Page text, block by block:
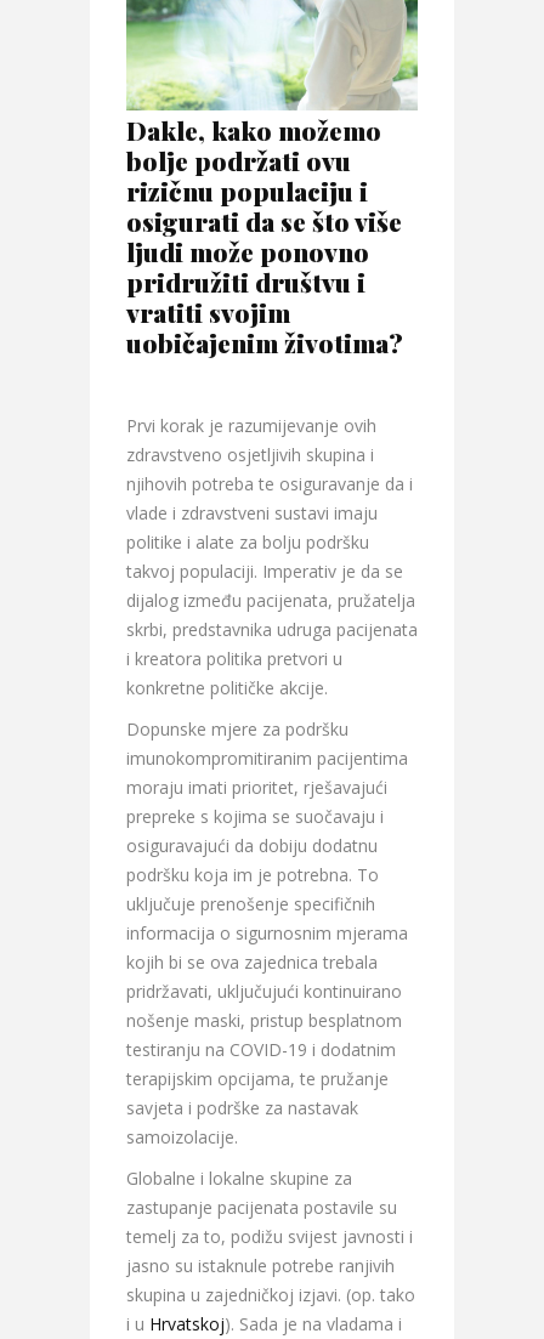
Dakle, kako možemo
bolje podržati ovu
rizičnu populaciju i
osigurati da se što više
ljudi može ponovno
pridružiti društvu i
vratiti svojim
uobičajenim životima?
Prvi korak je razumijevanje ovih
zdravstveno osjetljivih skupina i
njihovih potreba te osiguravanje da i
vlade i zdravstveni sustavi imaju
politike i alate za bolju podršku
takvoj populaciji. Imperativ je da se
dijalog između pacijenata, pružatelja
skrbi, predstavnika udruga pacijenata
i kreatora politika pretvori u
konkretne političke akcije.
Dopunske mjere za podršku
imunokompromitiranim pacijentima
moraju imati prioritet, rješavajući
prepreke s kojima se suočavaju i
osiguravajući da dobiju dodatnu
podršku koja im je potrebna. To
uključuje prenošenje specifičnih
informacija o sigurnosnim mjerama
kojih bi se ova zajednica trebala
pridržavati, uključujući kontinuirano
nošenje maski, pristup besplatnom
testiranju na COVID-19 i dodatnim
terapijskim opcijama, te pružanje
savjeta i podrške za nastavak
samoizolacije.
Globalne i lokalne skupine za
zastupanje pacijenata postavile su
temelj za to, podižu svijest javnosti i
jasno su istaknule potrebe ranjivih
skupina u zajedničkoj izjavi. (op. tako
i u Hrvatskoj). Sada je na vladama i